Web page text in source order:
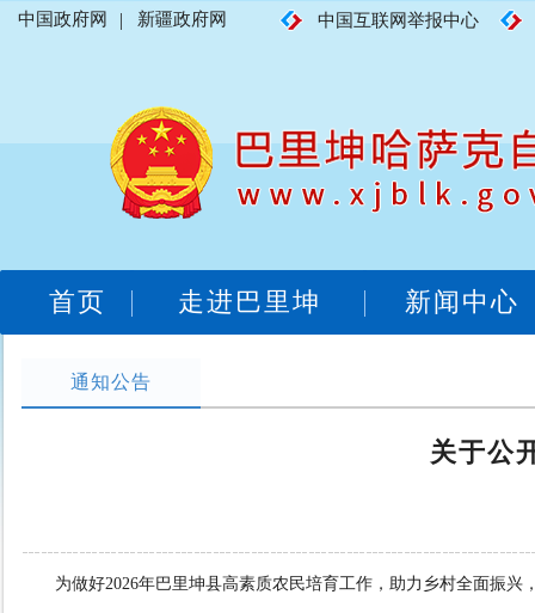
中国政府网 | 新疆政府网 中国互联网举报中心
首页 走进巴里坤 新闻中心
通知公告
关于公
为做好2026年巴里坤县高素质农民培育工作 ， 助力乡村全面振兴